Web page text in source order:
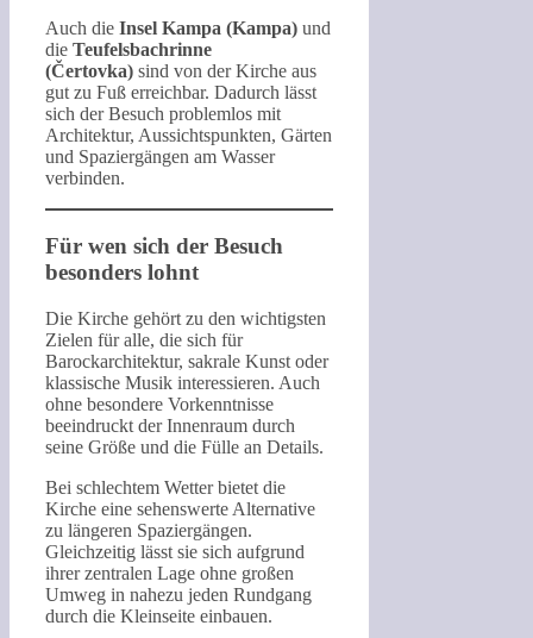
Auch die Insel Kampa (Kampa) und
die Teufelsbachrinne
(Čertovka) sind von der Kirche aus
gut zu Fuß erreichbar. Dadurch lässt
sich der Besuch problemlos mit
Architektur, Aussichtspunkten, Gärten
und Spaziergängen am Wasser
verbinden.
Für wen sich der Besuch
besonders lohnt
Die Kirche gehört zu den wichtigsten
Zielen für alle, die sich für
Barockarchitektur, sakrale Kunst oder
klassische Musik interessieren. Auch
ohne besondere Vorkenntnisse
beeindruckt der Innenraum durch
seine Größe und die Fülle an Details.
Bei schlechtem Wetter bietet die
Kirche eine sehenswerte Alternative
zu längeren Spaziergängen.
Gleichzeitig lässt sie sich aufgrund
ihrer zentralen Lage ohne großen
Umweg in nahezu jeden Rundgang
durch die Kleinseite einbauen.